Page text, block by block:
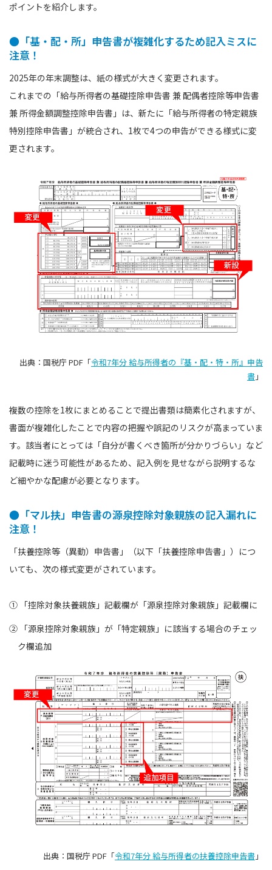
ポイントを紹介します。
●「基・配・所」申告書が複雑化するため記入ミスに
注意！
2025年の年末調整は、紙の様式が大きく変更されます。
これまでの「給与所得者の基礎控除申告書 兼 配偶者控除等申告書
兼 所得金額調整控除申告書」は、新たに「給与所得者の特定親族
特別控除申告書」が統合され、1枚で4つの申告ができる様式に変
更されます。
出典：国税庁 PDF「令和7年分 給与所得者の『基・配・特・所』申告
書 」
複数の控除を1枚にまとめることで提出書類は簡素化されますが、
書面が複雑化したことで内容の把握や誤記のリスクが高まっていま
す。該当者にとっては「自分が書くべき箇所が分かりづらい」など
記載時に迷う可能性があるため、記入例を見せながら説明するな
ど細やかな配慮が必要となります。
●「マル扶」申告書の源泉控除対象親族の記入漏れに
注意！
「扶養控除等（異動）申告書」（以下「扶養控除申告書」）につ
いても、次の様式変更がされています。
① 「控除対象扶養親族」記載欄が「源泉控除対象親族」記載欄に
② 「源泉控除対象親族」が「特定親族」に該当する場合のチェッ
ク欄追加
出典：国税庁 PDF「令和7年分 給与所得者の扶養控除申告書 」